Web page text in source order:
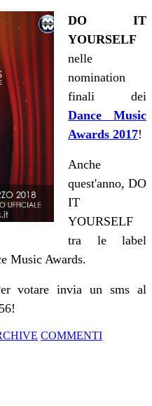
DO IT
YOURSELF
nelle
nomination
finali dei
Dance Music
Awards 2017!
Anche
quest'anno, DO
IT
YOURSELF
tra le label
Music Awards.
votare invia un sms al
COMMENTI